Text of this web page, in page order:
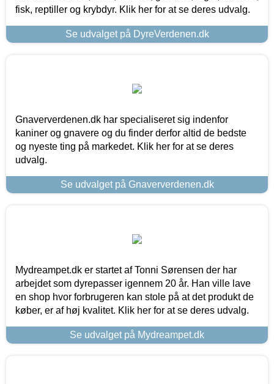
fisk, reptiller og krybdyr. Klik her for at se deres udvalg.
Se udvalget på DyreVerdenen.dk
Gnaververdenen.dk har specialiseret sig indenfor
kaniner og gnavere og du finder derfor altid de bedste
og nyeste ting på markedet. Klik her for at se deres
udvalg.
Se udvalget på Gnaververdenen.dk
Mydreampet.dk er startet af Tonni Sørensen der har
arbejdet som dyrepasser igennem 20 år. Han ville lave
en shop hvor forbrugeren kan stole på at det produkt de
køber, er af høj kvalitet. Klik her for at se deres udvalg.
Se udvalget på Mydreampet.dk